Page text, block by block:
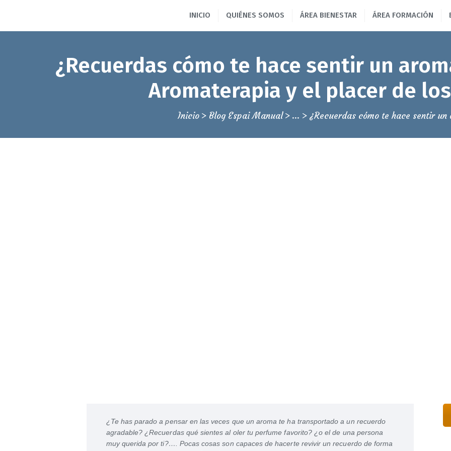
INICIO QUIÉNES SOMOS ÁREA BIENESTAR ÁREA FORMACIÓN
¿Recuerdas cómo te hace sentir un
Aromaterapia y el placer de
Inicio Blog Espai Manual ... ¿Recuerdas cómo te hace sentir un
Espai Manual, formación y bienestar
INICIO
ÁREA BIENESTAR
ÁREA FORMACIÓN
BLOG
CONTACTAR
¿Te has parado a pensar en las veces que un aroma te ha transportado a un recuerdo
agradable? ¿Recuerdas qué sientes al oler tu perfume favorito? ¿o el de una persona
muy querida por ti?…. Pocas cosas son capaces de hacerte revivir un recuerdo de forma